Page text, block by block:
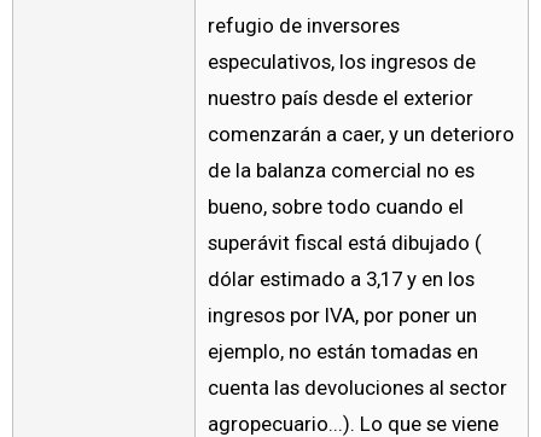
refugio de inversores
especulativos, los ingresos de
nuestro país desde el exterior
comenzarán a caer, y un deterioro
de la balanza comercial no es
bueno, sobre todo cuando el
superávit fiscal está dibujado (
dólar estimado a 3,17 y en los
ingresos por IVA, por poner un
ejemplo, no están tomadas en
cuenta las devoluciones al sector
agropecuario...). Lo que se viene